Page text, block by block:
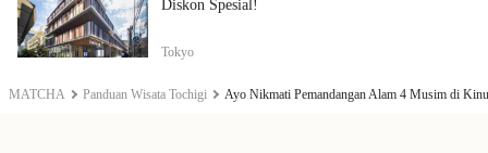
MATCHA Panduan Wisata Tochigi Ayo Nikmati Pemandangan Alam 4 Musim di
Diskon Spesial!
Tokyo